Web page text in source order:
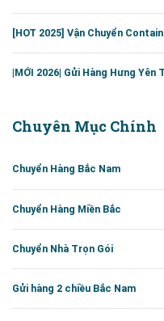
[HOT 2025] Vận Chuyển
|MỚI 2026| Gửi Hàng Hưng Yên
Chuyên Mục Chính
Chuyển Hàng Bắc Nam
Chuyển Hàng Miền Bắc
Chuyển Nhà Trọn Gói
Gửi hàng 2 chiều Bắc Nam